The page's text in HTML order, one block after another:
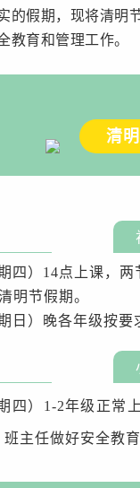
的假期，现将清明
教育和管理工作。
清
四）14点上课，
明节假期。
日）晚各年级按要
四）1-2年级正常
主任做好安全教